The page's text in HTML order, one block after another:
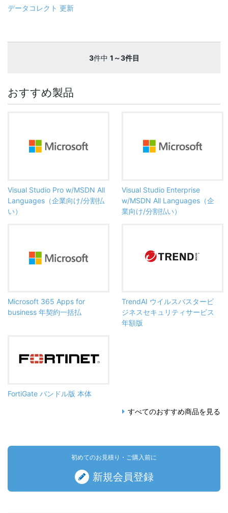
データコレクト 更新
3件中 1～3件目
おすすめ製品
Visual Studio Pro w/MSDN All
Languages（企業向け/分割払
い）
Visual Studio Enterprise
w/MSDN All Languages（企
業向け/分割払い）
Microsoft 365 Apps for
business 年契約一括払
TrendAI ウイルスバスタービ
ジネスセキュリティサービス
年額版
FortiGate バンドル版 本体
すべてのおすすめ商品を見る
初めてのお見積り・ご購入前に
新規会員登録